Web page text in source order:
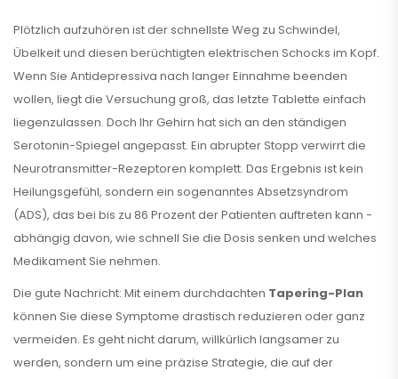
Plötzlich aufzuhören ist der schnellste Weg zu Schwindel,
Übelkeit und diesen berüchtigten elektrischen Schocks im Kopf.
Wenn Sie Antidepressiva nach langer Einnahme beenden
wollen, liegt die Versuchung groß, das letzte Tablette einfach
liegenzulassen. Doch Ihr Gehirn hat sich an den ständigen
Serotonin-Spiegel angepasst. Ein abrupter Stopp verwirrt die
Neurotransmitter-Rezeptoren komplett. Das Ergebnis ist kein
Heilungsgefühl, sondern ein sogenanntes Absetzsyndrom
(ADS), das bei bis zu 86 Prozent der Patienten auftreten kann -
abhängig davon, wie schnell Sie die Dosis senken und welches
Medikament Sie nehmen.
Die gute Nachricht: Mit einem durchdachten Tapering-Plan
können Sie diese Symptome drastisch reduzieren oder ganz
vermeiden. Es geht nicht darum, willkürlich langsamer zu
werden, sondern um eine präzise Strategie, die auf der